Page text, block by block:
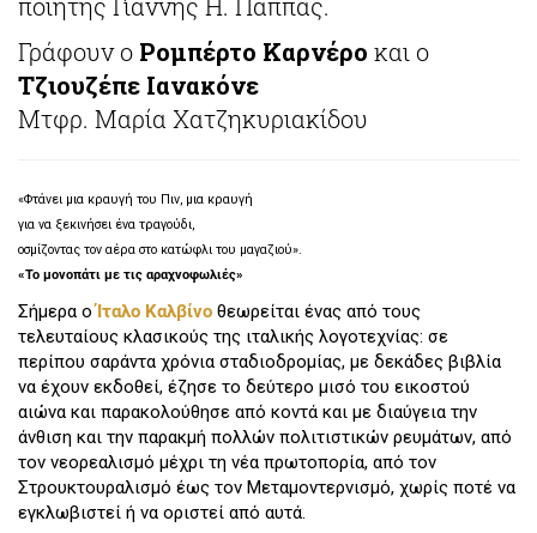
Γράφουν ο Ρομπέρτο Καρνέρο και ο
Τζιουζέπε Ιανακόνε
Μτφρ. Μαρία Χατζηκυριακίδου
«Φτάνει μια κραυγή του Πιν, μια κραυγή
για να ξεκινήσει ένα τραγούδι,
οσμίζοντας τον αέρα στο κατώφλι του μαγαζιού».
«Το μονοπάτι με τις αραχνοφωλιές»
Σήμερα οΊταλο Καλβίνο θεωρείται ένας από τους
τελευταίους κλασικούς της ιταλικής λογοτεχνίας: σε
περίπου σαράντα χρόνια σταδιοδρομίας, με δεκάδες βιβλία
να έχουν εκδοθεί, έζησε το δεύτερο μισό του εικοστού
αιώνα και παρακολούθησε από κοντά και με διαύγεια την
άνθιση και την παρακμή πολλών πολιτιστικών ρευμάτων, από
τον νεορεαλισμό μέχρι τη νέα πρωτοπορία, από τον
Στρουκτουραλισμό έως τον Μεταμοντερνισμό, χωρίς ποτέ να
εγκλωβιστεί ή να οριστεί από αυτά.